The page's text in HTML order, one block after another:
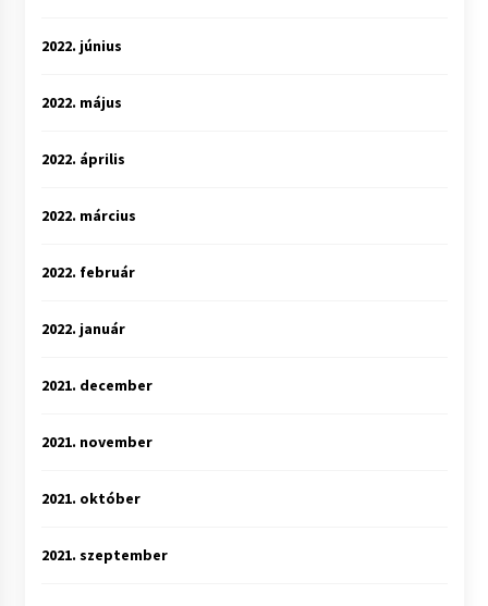
2022. június
2022. május
2022. április
2022. március
2022. február
2022. január
2021. december
2021. november
2021. október
2021. szeptember